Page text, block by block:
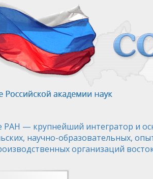
РАН — крупнейший интегратор и
научно-образовательных,
организаций